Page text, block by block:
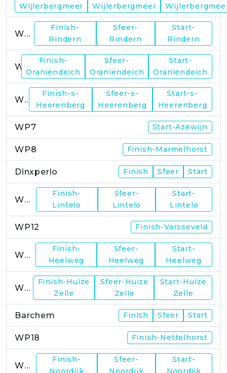
Wijlerbergmeer
Wijlerbergmeer
WP4
Finish-
Rindern
Sfeer-
Rindern
Start-
Rindern
Finish-
Oraniendeich
Sfeer-
Oraniendeich
Start-
Oraniendeich
WP6
Finish-s-
Heerenberg
Sfeer-s-
Heerenberg
Start-s-
Heerenberg
WP7 Start-Azewijn
WP8 Finish-Marmelhorst
Dinxperlo Finish Sfeer Start
WP11
Finish-
Lintelo
Sfeer-
Lintelo
Start-
Lintelo
WP12 Finish-Varsseveld
WP13
Finish-
Heelweg
Sfeer-
Heelweg
Start-
Heelweg
WP15
Finish-Huize
Zelle
Sfeer-Huize
Zelle
Start-Huize
Zelle
Barchem Finish Sfeer Start
WP18 Finish-Nettelhorst
WP19
Finish-
Noordijk
Sfeer-
Noordijk
Start-
Noordijk